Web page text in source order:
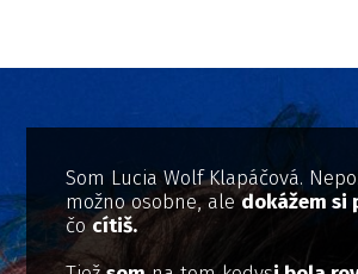
Som Lucia Wolf Klapáčová.
možno osobne, aledokážem si
čocítiš.